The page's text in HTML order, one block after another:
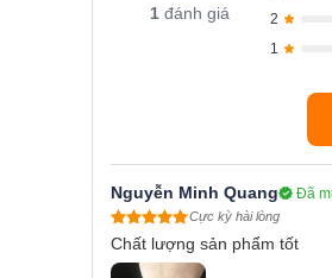
1 đánh giá 2
1
Nguyễn Minh Quang Đã
Cực kỳ hài lòng
Chất lượng sản phẩm tốt